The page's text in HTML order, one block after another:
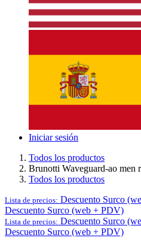
Iniciar sesión
Todos los productos
Brunotti Waveguard-ao men
Todos los productos
Lista de precios: Descuento Surco
Descuento Surco (web + PDV)
Lista de precios: Descuento Surco
Descuento Surco (web + PDV)